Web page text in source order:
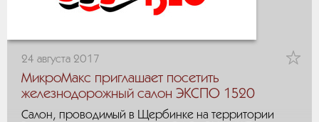
24 августа 2017
МикроМакс приглашает посетить
железнодорожный салон ЭКСПО 1520
Салон, проводимый в Щербинке на территории